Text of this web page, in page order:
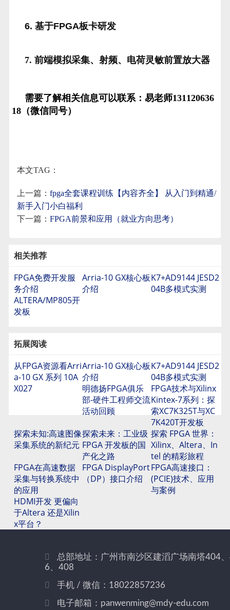
6. 基于FPGA板卡研发
7. 前端模拟采集、射频、电荷灵敏前置放大器
需要了解相关信息可以联系：易老师131120636
18（微信同号）
本文TAG：
上一篇：fpga全套课程训练【内容齐全】 从入门到精通/
新手入门小白福利
下一篇：FPGA前景和应用（就业方向思考）
相关推荐
FPGA免费开发服
务介绍
Arria-10 GX核心板
介绍
K7+AD9144 JESD2
04B多模式实测
ALTERA/MP805开
发板
拓展阅读
从FPGA资源看Arri
a-10 GX 系列 10A
X027
Arria-10 GX核心板
介绍
K7+AD9144 JESD2
04B多模式实测
明德扬FPGA俱乐
部-硬件工程师交流
活动回顾
FPGA技术与Xilinx
Kintex-7系列：探
索XC7K325T与XC
7K420T开发板
探索未知:高速图像
采集系统的新纪元
探索未来：工业级
FPGA 开发板的国
产化之路
探索 FPGA 世界：
Xilinx、Altera、In
tel 的精彩旅程
FPGA在高速数据
采集与转换系统中
的应用
FPGA DisplayPort
（DP）接口介绍
FPGA高速接口：
(PCIE)技术、应用
与案例
HDMI开发 更偏向
于Altera 还是Xilin
x平台？
总部地址：广州市南沙区建滔广场南塔404
6、408
手机 / 微信：18022857236
电子邮箱：panwenming@mdy-edu.com